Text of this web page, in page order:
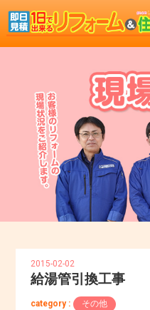
2015-02-02
給湯管引換工事
category : その他